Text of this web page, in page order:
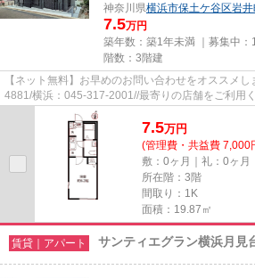
神奈川県横浜市保土ケ谷区岩
7.5万円
築年数：築1年未満 ｜募集中：
階数：3階建
【ネット無料】お早めのお問い合わせをオススメ
4881/横浜：045-317-2001//最寄りの店舗をご利用
し】【初期費用分割払い】【19...
7.5万円
(管理費・共益費 7,000
敷：0ヶ月｜礼：0ヶ月
所在階：3階
間取り：1K
面積：19.87㎡
賃貸｜アパート サンティエグラン横浜月見